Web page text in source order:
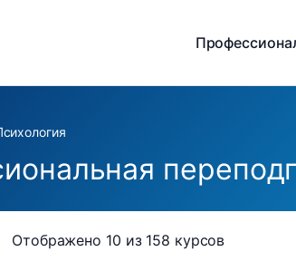
Отображено 10 из 158 курсов